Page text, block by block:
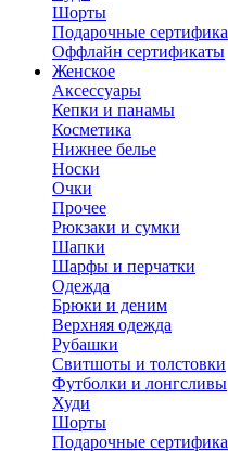
Шорты
Подарочные
Оффлайн сертификаты
Женское
Аксессуары
Кепки и панамы
Косметика
Нижнее белье
Носки
Очки
Прочее
Рюкзаки и сумки
Шапки
Шарфы и перчатки
Одежда
Брюки и деним
Верхняя одежда
Рубашки
Свитшоты и толстовки
Футболки и лонгсливы
Худи
Шорты
Подарочные